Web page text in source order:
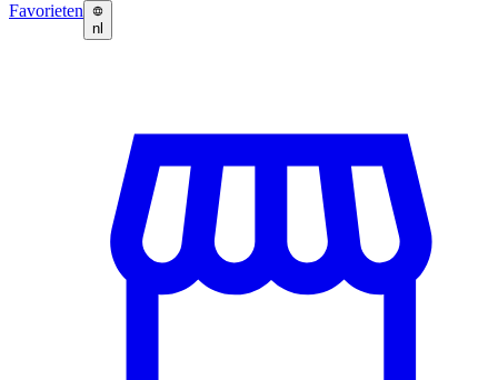
Favorieten
nl